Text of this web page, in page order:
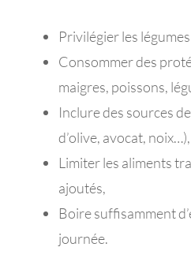
Privilégier les
Consommer des
maigres, poissons,
Inclure des sources
d’olive, avocat, noix…),
Limiter les aliments
ajoutés,
Boire suffisamment
journée.